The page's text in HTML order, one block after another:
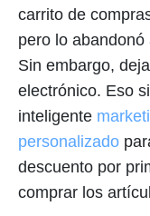
carrito de
pero lo
Sin embargo,
electrónico. Eso
inteligente
personalizado
descuento por
comprar los